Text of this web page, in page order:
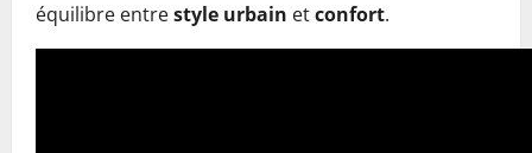
équilibre entrestyle urbain etconfort.